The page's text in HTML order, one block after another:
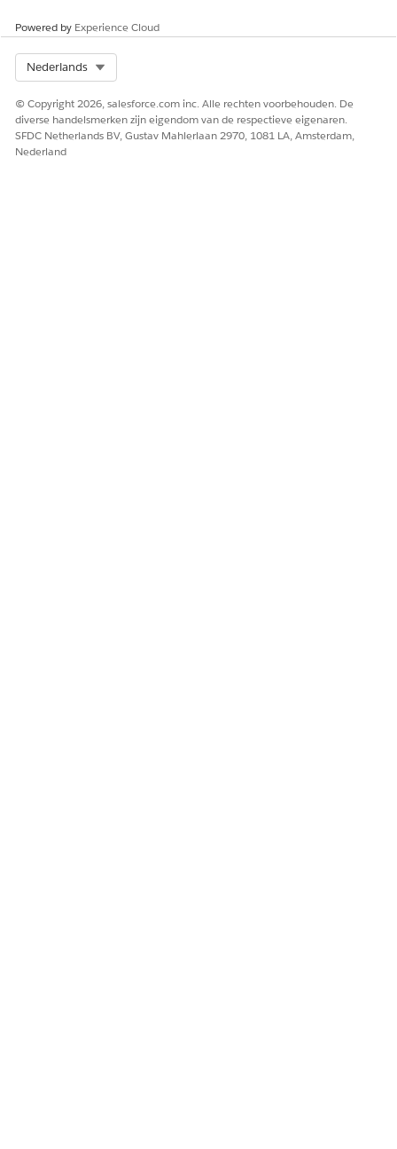
voor de order en selecteert u
HEEFT DIT ARTIKEL UW PROBLEEM OPGELOST?
Laat ons weten wat we kunnen doen om te verbeteren!
Ja Nee
Powered by Experience Cloud
Nederlands
© Copyright 2026, salesforce.com inc. Alle rechten voorbehouden. De
diverse handelsmerken zijn eigendom van de respectieve eigenaren.
SFDC Netherlands BV, Gustav Mahlerlaan 2970, 1081 LA, Amsterdam,
Nederland